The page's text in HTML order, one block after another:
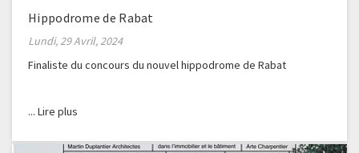
Hippodrome de Rabat
Lundi, 29 Avril, 2024
Finaliste du concours du nouvel hippodrome de Rabat